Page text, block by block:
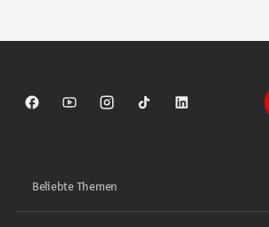
Sparkasse auf Facebook
Sparkasse auf Youtube
Sparkasse auf Instagram
Sparkasse auf TikTok
Sparkasse auf
Beliebte Themen